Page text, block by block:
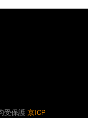
受保護 京ICP